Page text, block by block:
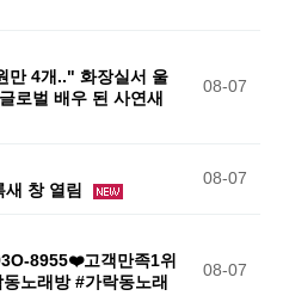
만 4개.." 화장실서 울
로벌 배우 된 사연새
08-07
창 열림
08-07
8955❤️고객만족1위
노래방 #가락동노래
08-07